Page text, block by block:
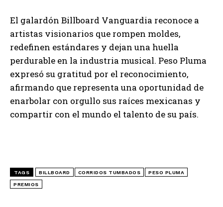
El galardón Billboard Vanguardia reconoce a
artistas visionarios que rompen moldes,
redefinen estándares y dejan una huella
perdurable en la industria musical. Peso Pluma
expresó su gratitud por el reconocimiento,
afirmando que representa una oportunidad de
enarbolar con orgullo sus raíces mexicanas y
compartir con el mundo el talento de su país.
TAGS BILLBOARD CORRIDOS TUMBADOS PESO PLUMA
PREMIOS